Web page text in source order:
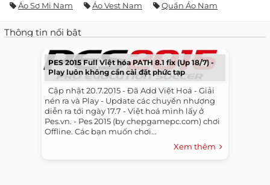
Áo Sơ Mi Nam Áo Vest Nam Quần Áo Nam
Thông tin nổi bật
PES 2015 Full Việt hóa PATH 8.1 fix (Up 18/7) -
Play luôn không cần cài đặt phức tạp
​ ​ Cập nhật 20.7.2015 - Đã Add Việt Hoá - Giải
nén ra và Play - Update các chuyển nhượng
diễn ra tới ngày 17.7 - Việt hoá mình lấy ở
Pes.vn. - Pes 2015 (by chepgamepc.com) chơi
Offline. Các bạn muốn chơi...
Xem thêm